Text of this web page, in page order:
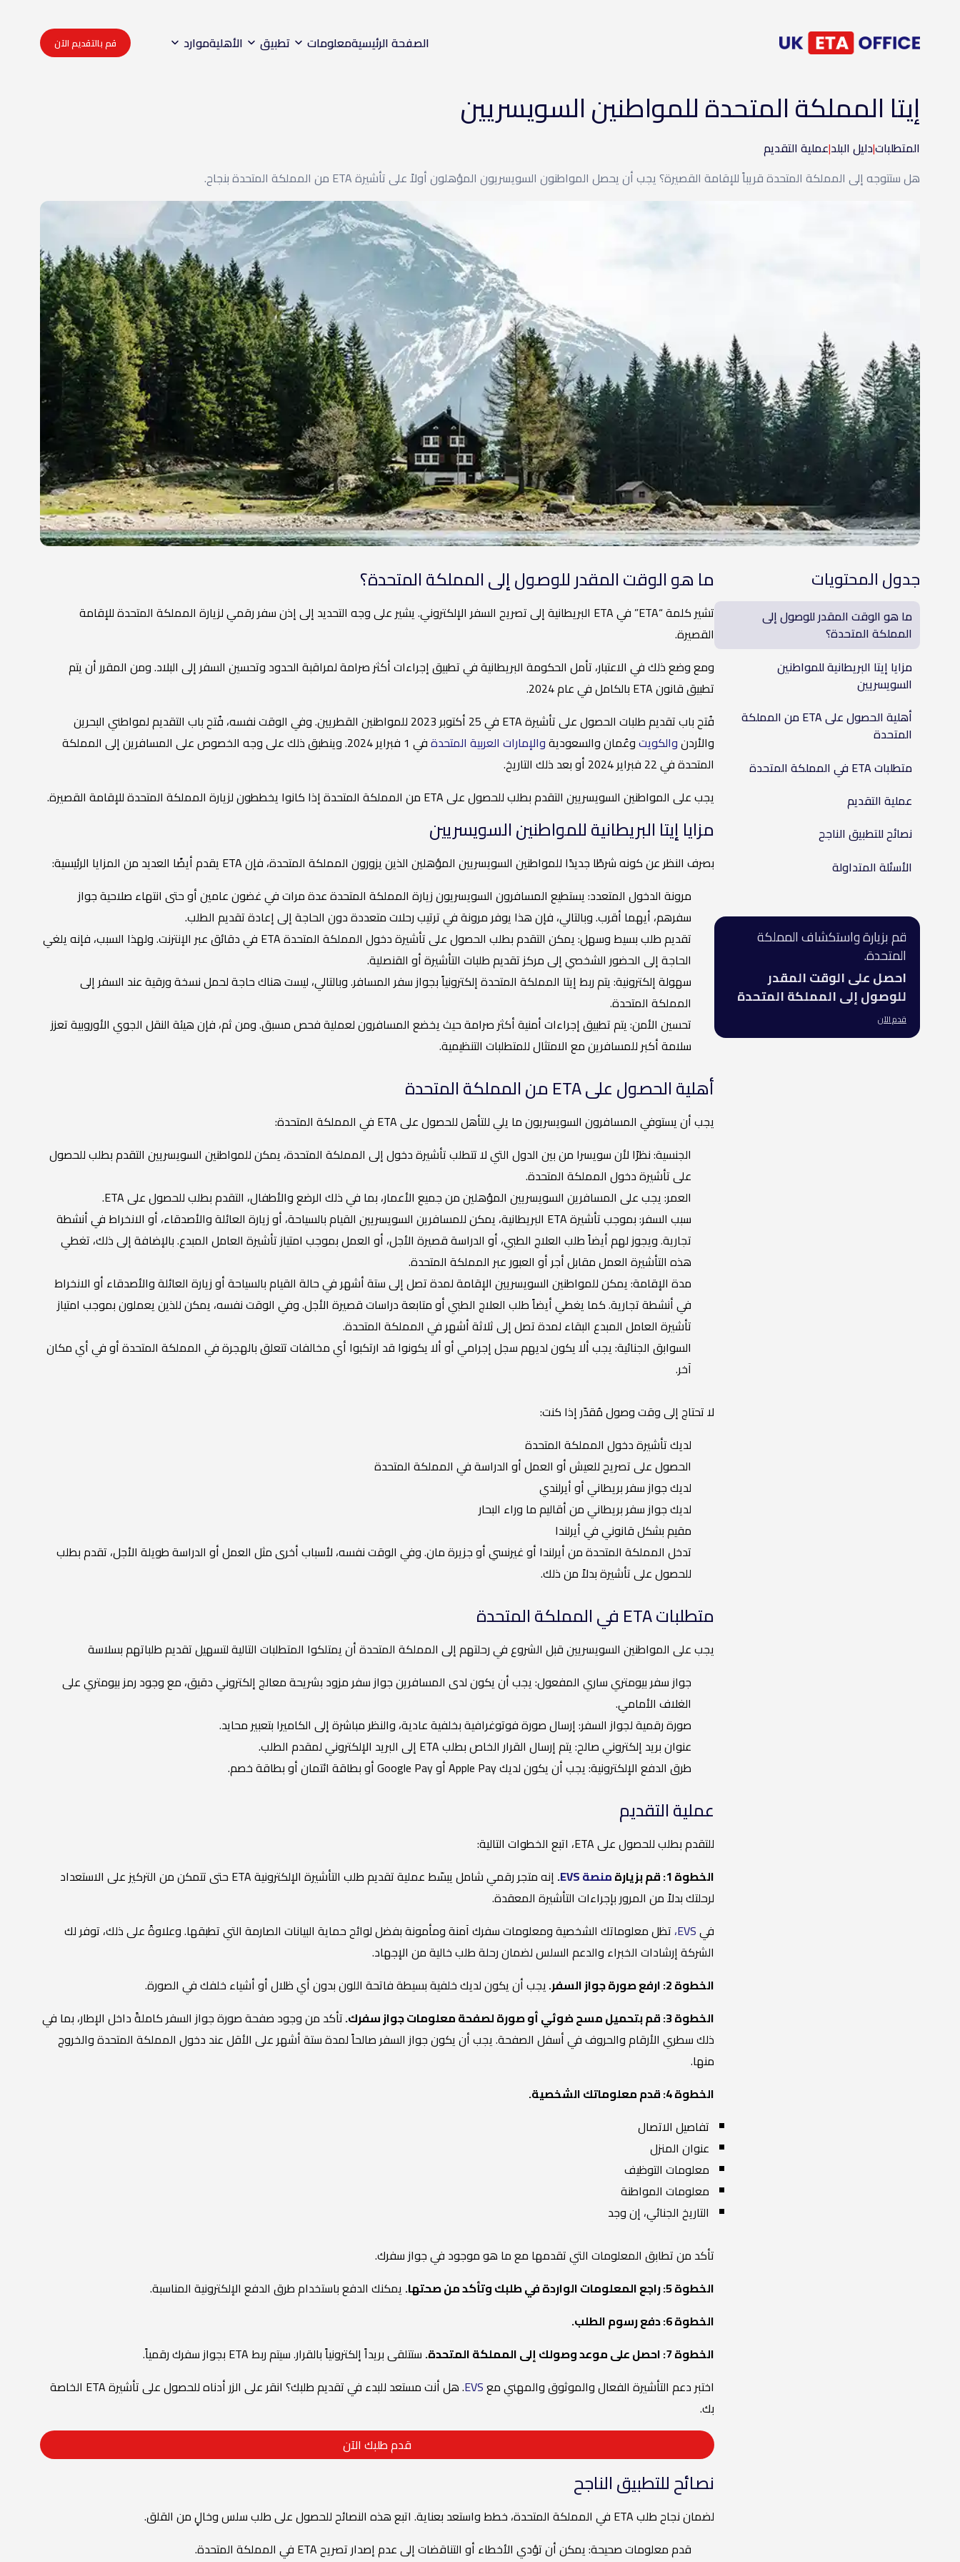
الصفحة الرئيسيةمعلومات تطبيق الأهليةموارد قم بالتقديم الآن
إيتا المملكة المتحدة للمواطنين السويسريين
المتطلبات|دليل البلد|عملية التقديم
هل ستتوجه إلى المملكة المتحدة قريباً للإقامة القصيرة؟ يجب أن يحصل المواطنون السويسريون المؤهلون أولاً على تأشيرة ETA من المملكة المتحدة بنجاح.
جدول المحتويات
ما هو الوقت المقدر للوصول إلى
المملكة المتحدة؟
مزايا إيتا البريطانية للمواطنين
السويسريين
أهلية الحصول على ETA من المملكة
المتحدة
متطلبات ETA في المملكة المتحدة
عملية التقديم
نصائح للتطبيق الناجح
الأسئلة المتداولة
قم بزيارة واستكشاف المملكة
المتحدة.
احصل على الوقت المقدر
للوصول إلى المملكة المتحدة
قدم الآن
ما هو الوقت المقدر للوصول إلى المملكة المتحدة؟
تشير كلمة “ETA” في ETA البريطانية إلى تصريح السفر الإلكتروني. يشير على وجه التحديد إلى إذن سفر رقمي لزيارة المملكة المتحدة للإقامة
القصيرة.
ومع وضع ذلك في الاعتبار، تأمل الحكومة البريطانية في تطبيق إجراءات أكثر صرامة لمراقبة الحدود وتحسين السفر إلى البلاد. ومن المقرر أن يتم
تطبيق قانون ETA بالكامل في عام 2024.
فُتح باب تقديم طلبات الحصول على تأشيرة ETA في 25 أكتوبر 2023 للمواطنين القطريين. وفي الوقت نفسه، فُتح باب التقديم لمواطني البحرين
والأردنوالكويتوعُمان والسعوديةوالإمارات العربية المتحدة
في 1 فبراير 2024. وينطبق ذلك على وجه الخصوص على المسافرين إلى المملكة
المتحدة في 22 فبراير 2024 أو بعد ذلك التاريخ.
يجب على المواطنين السويسريين التقدم بطلب للحصول على ETA من المملكة المتحدة إذا كانوا يخططون لزيارة المملكة المتحدة للإقامة القصيرة.
مزايا إيتا البريطانية للمواطنين السويسريين
بصرف النظر عن كونه شرطًا جديدًا للمواطنين السويسريين المؤهلين الذين يزورون المملكة المتحدة، فإن ETA يقدم أيضًا العديد من المزايا الرئيسية:
مرونة الدخول المتعدد: يستطيع المسافرون السويسريون زيارة المملكة المتحدة عدة مرات في غضون عامين أو حتى انتهاء صلاحية جواز
سفرهم، أيهما أقرب. وبالتالي، فإن هذا يوفر مرونة في ترتيب رحلات متعددة دون الحاجة إلى إعادة تقديم الطلب.
تقديم طلب بسيط وسهل: يمكن التقدم بطلب الحصول على تأشيرة دخول المملكة المتحدة ETA في دقائق عبر الإنترنت. ولهذا السبب، فإنه يلغي
الحاجة إلى الحضور الشخصي إلى مركز تقديم طلبات التأشيرة أو القنصلية.
سهولة إلكترونية: يتم ربط إيتا المملكة المتحدة إلكترونياً بجواز سفر المسافر. وبالتالي، ليست هناك حاجة لحمل نسخة ورقية عند السفر إلى
المملكة المتحدة.
تحسين الأمن: يتم تطبيق إجراءات أمنية أكثر صرامة حيث يخضع المسافرون لعملية فحص مسبق. ومن ثم، فإن هيئة النقل الجوي الأوروبية تعزز
سلامة أكبر للمسافرين مع الامتثال للمتطلبات التنظيمية.
أهلية الحصول على ETA من المملكة المتحدة
يجب أن يستوفي المسافرون السويسريون ما يلي للتأهل للحصول على ETA في المملكة المتحدة:
الجنسية: نظرًا لأن سويسرا من بين الدول التي لا تتطلب تأشيرة دخول إلى المملكة المتحدة، يمكن للمواطنين السويسريين التقدم بطلب للحصول
على تأشيرة دخول المملكة المتحدة.
العمر: يجب على المسافرين السويسريين المؤهلين من جميع الأعمار، بما في ذلك الرضع والأطفال، التقدم بطلب للحصول على ETA.
سبب السفر: بموجب تأشيرة ETA البريطانية، يمكن للمسافرين السويسريين القيام بالسياحة، أو زيارة العائلة والأصدقاء، أو الانخراط في أنشطة
تجارية. ويجوز لهم أيضاً طلب العلاج الطبي، أو الدراسة قصيرة الأجل، أو العمل بموجب امتياز تأشيرة العامل المبدع. بالإضافة إلى ذلك، تغطي
هذه التأشيرة العمل مقابل أجر أو العبور عبر المملكة المتحدة.
مدة الإقامة: يمكن للمواطنين السويسريين الإقامة لمدة تصل إلى ستة أشهر في حالة القيام بالسياحة أو زيارة العائلة والأصدقاء أو الانخراط
في أنشطة تجارية. كما يغطي أيضاً طلب العلاج الطبي أو متابعة دراسات قصيرة الأجل. وفي الوقت نفسه، يمكن للذين يعملون بموجب امتياز
تأشيرة العامل المبدع البقاء لمدة تصل إلى ثلاثة أشهر في المملكة المتحدة.
السوابق الجنائية: يجب ألا يكون لديهم سجل إجرامي أو ألا يكونوا قد ارتكبوا أي مخالفات تتعلق بالهجرة في المملكة المتحدة أو في أي مكان
آخر.
لا تحتاج إلى وقت وصول مُقدّر إذا كنت:
لديك تأشيرة دخول المملكة المتحدة
الحصول على تصريح للعيش أو العمل أو الدراسة في المملكة المتحدة
لديك جواز سفر بريطاني أو أيرلندي
لديك جواز سفر بريطاني من أقاليم ما وراء البحار
مقيم بشكل قانوني في أيرلندا
تدخل المملكة المتحدة من أيرلندا أو غيرنسي أو جزيرة مان. وفي الوقت نفسه، لأسباب أخرى مثل العمل أو الدراسة طويلة الأجل، تقدم بطلب
للحصول على تأشيرة بدلاً من ذلك.
متطلبات ETA في المملكة المتحدة
يجب على المواطنين السويسريين قبل الشروع في رحلتهم إلى المملكة المتحدة أن يمتلكوا المتطلبات التالية لتسهيل تقديم طلباتهم بسلاسة
جواز سفر بيومتري ساري المفعول: يجب أن يكون لدى المسافرين جواز سفر مزود بشريحة معالج إلكتروني دقيق، مع وجود رمز بيومتري على
الغلاف الأمامي.
صورة رقمية لجواز السفر: إرسال صورة فوتوغرافية بخلفية عادية، والنظر مباشرة إلى الكاميرا بتعبير محايد.
عنوان بريد إلكتروني صالح: يتم إرسال القرار الخاص بطلب ETA إلى البريد الإلكتروني لمقدم الطلب.
طرق الدفع الإلكترونية: يجب أن يكون لديك Apple Pay أو Google Pay أو بطاقة ائتمان أو بطاقة خصم.
عملية التقديم
للتقدم بطلب للحصول على ETA، اتبع الخطوات التالية:
الخطوة 1: قم بزيارة
منصة EVS .
إنه متجر رقمي شامل يبسّط عملية تقديم طلب التأشيرة الإلكترونية ETA حتى تتمكن من التركيز على الاستعداد
لرحلتك بدلاً من المرور بإجراءات التأشيرة المعقدة.
فيEVS، تظل معلوماتك الشخصية ومعلومات سفرك آمنة ومأمونة بفضل لوائح حماية البيانات الصارمة التي تطبقها. وعلاوةً على ذلك، توفر لك
الشركة إرشادات الخبراء والدعم السلس لضمان رحلة طلب خالية من الإجهاد.
الخطوة 2: ارفع صورة جواز السفر.
يجب أن يكون لديك خلفية بسيطة فاتحة اللون بدون أي ظلال أو أشياء خلفك في الصورة.
الخطوة 3: قم بتحميل مسح ضوئي أو صورة لصفحة معلومات جواز سفرك.
تأكد من وجود صفحة صورة جواز السفر كاملةً داخل الإطار، بما في
ذلك سطري الأرقام والحروف في أسفل الصفحة. يجب أن يكون جواز السفر صالحاً لمدة ستة أشهر على الأقل عند دخول المملكة المتحدة والخروج
منها.
الخطوة 4: قدم معلوماتك الشخصية.
تفاصيل الاتصال
عنوان المنزل
معلومات التوظيف
معلومات المواطنة
التاريخ الجنائي، إن وجد
تأكد من تطابق المعلومات التي تقدمها مع ما هو موجود في جواز سفرك.
الخطوة 5: راجع المعلومات الواردة في طلبك وتأكد من صحتها.
يمكنك الدفع باستخدام طرق الدفع الإلكترونية المناسبة.
الخطوة 6: دفع رسوم الطلب.
الخطوة 7: احصل على موعد وصولك إلى المملكة المتحدة.
ستتلقى بريداً إلكترونياً بالقرار. سيتم ربط ETA بجواز سفرك رقمياً.
اختبر دعم التأشيرة الفعال والموثوق والمهني معEVS
. هل أنت مستعد للبدء في تقديم طلبك؟ انقر على الزر أدناه للحصول على تأشيرة ETA الخاصة
بك.
قدم طلبك الآن
نصائح للتطبيق الناجح
لضمان نجاح طلب ETA في المملكة المتحدة، خطط واستعد بعناية. اتبع هذه النصائح للحصول على طلب سلس وخالٍ من القلق.
قدم معلومات صحيحة: يمكن أن تؤدي الأخطاء أو التناقضات إلى عدم إصدار تصريح ETA في المملكة المتحدة.